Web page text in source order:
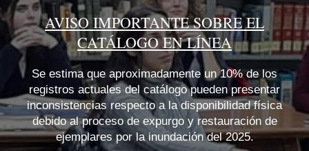
AVISO IMPORTANTE SOBRE EL
CATÁLOGO EN LÍNEA
Se estima que aproximadamente un 10% de los
registros actuales del catálogo pueden presentar
inconsistencias respecto a la disponibilidad física
debido al proceso de expurgo y restauración de
ejemplares por la inundación del 2025.